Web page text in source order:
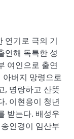
연기로 극의 기
연해 독특한 성
여인으로 출연
버지 망령으로
, 명랑하고 산뜻
. 이현응이 청년
받는다. 배성우
인경이 임산부